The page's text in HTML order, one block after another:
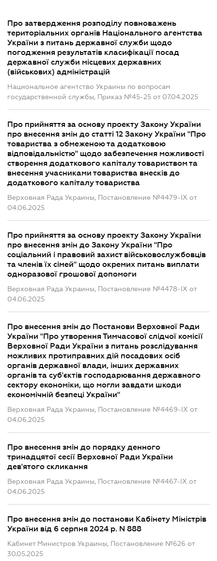
Про затвердження розподілу повноважень
територіальних органів Національного агентства
України з питань державної служби щодо
погодження результатів класифікації посад
державної служби місцевих державних
(військових) адміністрацій
Национальное агентство Украины по вопросам
государственной службы, Приказ №45-25 от 07.04.2025
Про прийняття за основу проекту Закону України
про внесення змін до статті 12 Закону України "Про
товариства з обмеженою та додатковою
відповідальністю" щодо забезпечення можливості
створення додаткового капіталу товариством та
внесення учасниками товариства внесків до
додаткового капіталу товариства
Верховная Рада Украины, Постановление №4479-IX от
04.06.2025
Про прийняття за основу проекту Закону України
про внесення змін до Закону України "Про
соціальний і правовий захист військовослужбовців
та членів їх сімей" щодо окремих питань виплати
одноразової грошової допомоги
Верховная Рада Украины, Постановление №4478-IX от
04.06.2025
Про внесення змін до Постанови Верховної Ради
України "Про утворення Тимчасової слідчої комісії
Верховної Ради України з питань розслідування
можливих протиправних дій посадових осіб
органів державної влади, інших державних
органів та суб'єктів господарювання державного
сектору економіки, що могли завдати шкоди
економічній безпеці України"
Верховная Рада Украины, Постановление №4469-IX от
04.06.2025
Про внесення змін до порядку денного
тринадцятої сесії Верховної Ради України
дев'ятого скликання
Верховная Рада Украины, Постановление №4467-IX от
04.06.2025
Про внесення змін до постанови Кабінету Міністрів
України від 6 серпня 2024 р. N 888
Кабинет Министров Украины, Постановление №626 от
30.05.2025